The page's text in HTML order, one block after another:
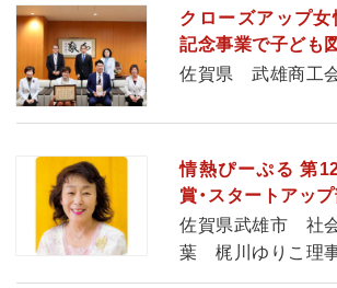
クローズアップ
記念事業で子ども
佐賀県 武雄商工
情熱ぴーぷる 第
賞・スタートアッ
佐賀県武雄市 社
葉 梶川ゆりこ理